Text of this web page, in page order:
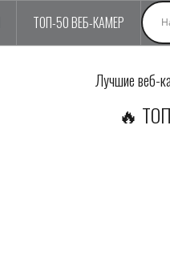
ТОП-50 ВЕБ-КАМЕР
Лучшие веб-
🔥